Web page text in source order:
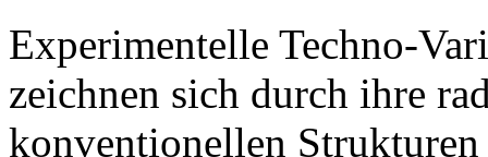
Experimentelle Techno-
zeichnen sich durch ihre
konventionellen Strukturen